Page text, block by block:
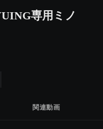
専用ミノ
に投稿
子メールで共有
関連動画